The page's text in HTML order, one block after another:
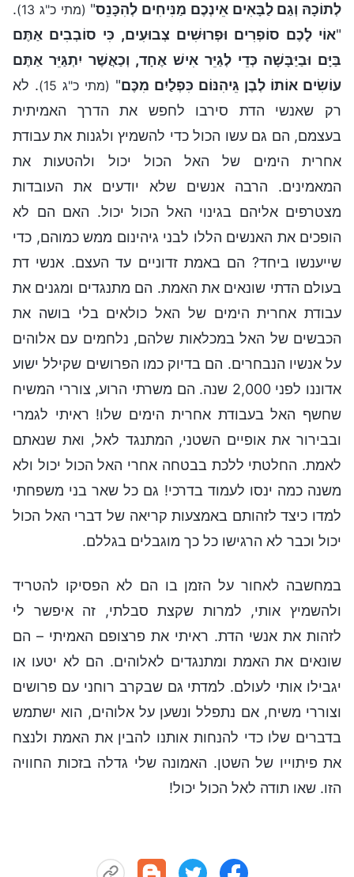
לְתוֹכָהּ וְגַם לַבָּאִים אֵינְכֶם מַנִּיחִים לְהִכָּנֵס" (מתי כ"ג 13)
.
"אוֹי לָכֶם סוֹפְרִים וּפְרוּשִׁים צְבוּעִים, כִּי סוֹבְבִים אַתֶּם
בַּיָּם וּבַיַּבָּשָׁה כְּדֵי לְגַיֵּר אִישׁ אֶחָד, וְכַאֲשֶׁר יִתְגַּיֵּר אַתֶּם
עוֹשִׂים אוֹתוֹ לְבֶן גֵּיהִנּוֹם כִּפְלַיִם מִכֶּם" (מתי כ"ג 15)
. לא
רק שאנשי הדת סירבו לחפש את הדרך האמיתית
בעצמם, הם גם עשו הכול כדי להשמיץ ולגנות את עבודת
אחרית הימים של האל הכול יכול ולהטעות את
המאמינים. הרבה אנשים שלא יודעים את העובדות
מצטרפים אליהם בגינוי האל הכול יכול. האם הם לא
הופכים את האנשים הללו לבני גיהינום ממש כמוהם, כדי
שייענשו ביחד? הם באמת זדוניים עד העצם. אנשי דת
בעולם הדתי שונאים את האמת. הם מתנגדים ומגנים את
עבודת אחרית הימים של האל כולאים בלי בושה את
הכבשים של האל במכלאות שלהם, נלחמים עם אלוהים
על אנשיו הנבחרים. הם בדיוק כמו הפרושים שקילל ישוע
אדוננו לפני 2,000 שנה. הם משרתי הרוע, צוררי המשיח
שחשף האל בעבודת אחרית הימים שלו! ראיתי לגמרי
ובבירור את אופיים השטני, המתנגד לאל, ואת שנאתם
לאמת. החלטתי ללכת בבטחה אחרי האל הכול יכול ולא
משנה כמה ינסו לעמוד בדרכי! גם כל שאר בני משפחתי
למדו כיצד לזהותם באמצעות קריאה של דברי האל הכול
יכול וכבר לא הרגישו כל כך מוגבלים בגללם.
במחשבה לאחור על הזמן בו הם לא הפסיקו להטריד
ולהשמיץ אותי, למרות שקצת סבלתי, זה איפשר לי
לזהות את אנשי הדת. ראיתי את פרצופם האמיתי – הם
שונאים את האמת ומתנגדים לאלוהים. הם לא יטעו או
יגבילו אותי לעולם. למדתי גם שבקרב רוחני עם פרושים
וצוררי משיח, אם נתפלל ונשען על אלוהים, הוא ישתמש
בדברים שלו כדי להנחות אותנו להבין את האמת ולנצח
את פיתוייו של השטן. האמונה שלי גדלה בזכות החוויה
הזו. שאו תודה לאל הכול יכול!